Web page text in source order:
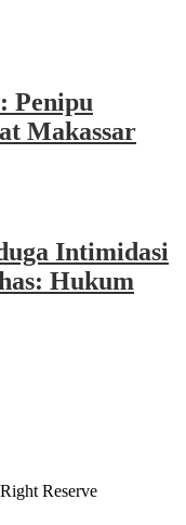
Penipu
Makassar
Intimidasi
Hukum
Reserve